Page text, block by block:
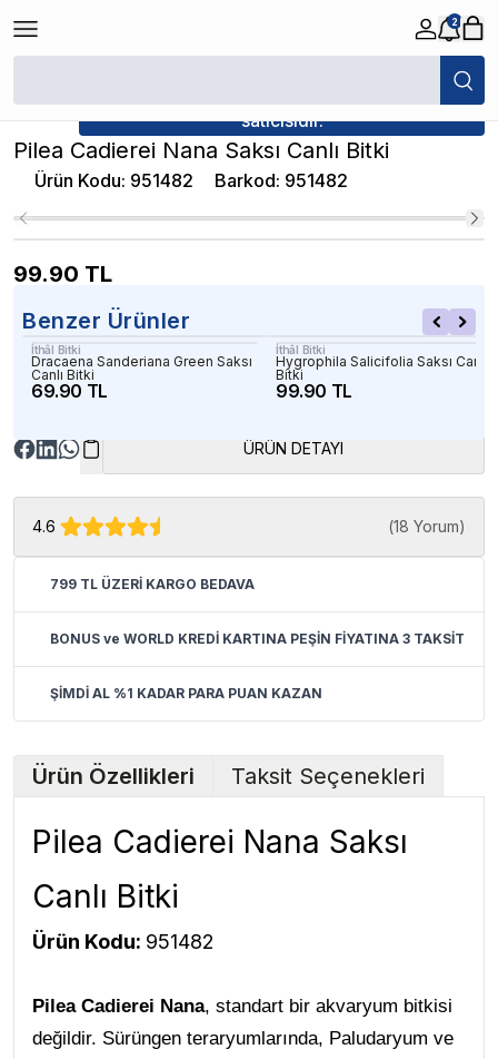
2
/
satıcısıdır.
Pilea Cadierei Nana Saksı Canlı Bitki
Ürün Kodu: 951482 Barkod: 951482
99.90 TL
Benzer Ürünler
İthâl Bitki
Dracaena Sanderiana Green Saksı
Canlı Bitki
69.90 TL
İthâl Bitki
Hygrophila Salicifolia Saksı Canlı
Bitki
99.90 TL
ÜRÜN DETAYI
4.6 (18 Yorum)
799 TL ÜZERİ KARGO BEDAVA
BONUS ve WORLD KREDİ KARTINA PEŞİN FİYATINA 3 TAKSİT
ŞİMDİ AL %1 KADAR PARA PUAN KAZAN
Ürün Özellikleri Taksit Seçenekleri
Pilea Cadierei Nana Saksı
Canlı Bitki
Ürün Kodu: 951482
Pilea Cadierei Nana, standart bir akvaryum bitkisi
değildir. Sürüngen teraryumlarında, Paludaryum ve